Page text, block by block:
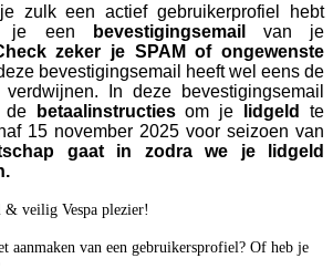
zulk een actief gebruikerprofiel hebt
je een
bevestigingsemail
van je
zeker je SPAM of ongewenste
bevestigingsemail heeft wel eens de
In deze bevestigingsemail
de
betaalinstructiesom je lidgeld te
15 november 2025 voor seizoen van
gaat in zodra we je lidgeld
& veilig Vespa plezier!
aanmaken van een gebruikersprofiel? Of heb je